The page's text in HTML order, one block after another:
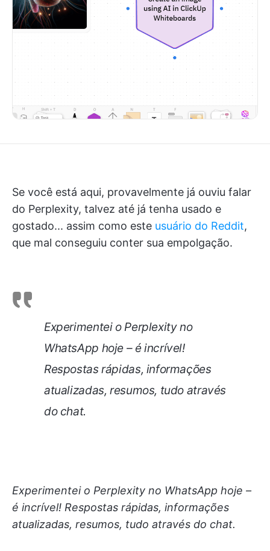
Se você está aqui, provavelmente já ouviu falar
do Perplexity, talvez até já tenha usado e
gostado... assim como este usuário do Reddit,
que mal conseguiu conter sua empolgação.
Experimentei o Perplexity no
WhatsApp hoje – é incrível!
Respostas rápidas, informações
atualizadas, resumos, tudo através
do chat.
Experimentei o Perplexity no WhatsApp hoje –
é incrível! Respostas rápidas, informações
atualizadas, resumos, tudo através do chat.